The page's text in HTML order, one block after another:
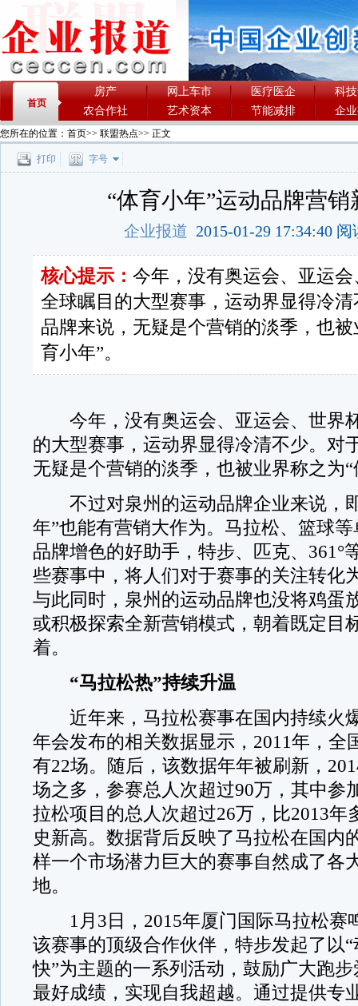
首页
房产 网上车市 医疗医企
科
农合作社
艺术资本 节能减排 企
您所在的位置： 首页>> 联盟热点>> 正文
打印 字号
“体育小年”运动品牌营销
企业报道 2015-01-29 17:34:40
核心提示： 今年，没有奥运会、亚运
全球瞩目的大型赛事，运动界显得冷
品牌来说，无疑是个营销的淡季，也
育小年”。
今年，没有奥运会、亚运会、世界
的大型赛事，运动界显得冷清不少。对
无疑是个营销的淡季，也被业界称之为“
不过对泉州的运动品牌企业来说，
年”也能有营销大作为。马拉松、篮球
品牌增色的好助手，特步、匹克、361°
些赛事中，将人们对于赛事的关注转化
与此同时，泉州的运动品牌也没将鸡蛋
或积极探索全新营销模式，朝着既定目
着。
“马拉松热”持续升温
近年来，马拉松赛事在国内持续火
年会发布的相关数据显示，2011年，全
有22场。随后，该数据年年被刷新，
场之多，参赛总人次超过90万，其中参
拉松项目的总人次超过26万，比2013年
史新高。数据背后反映了马拉松在国内
样一个市场潜力巨大的赛事自然成了各
地。
1月3日，2015年厦门国际马拉松赛
该赛事的顶级合作伙伴，特步发起了以“
快”为主题的一系列活动，鼓励广大跑
最好成绩，实现自我超越。通过提供专